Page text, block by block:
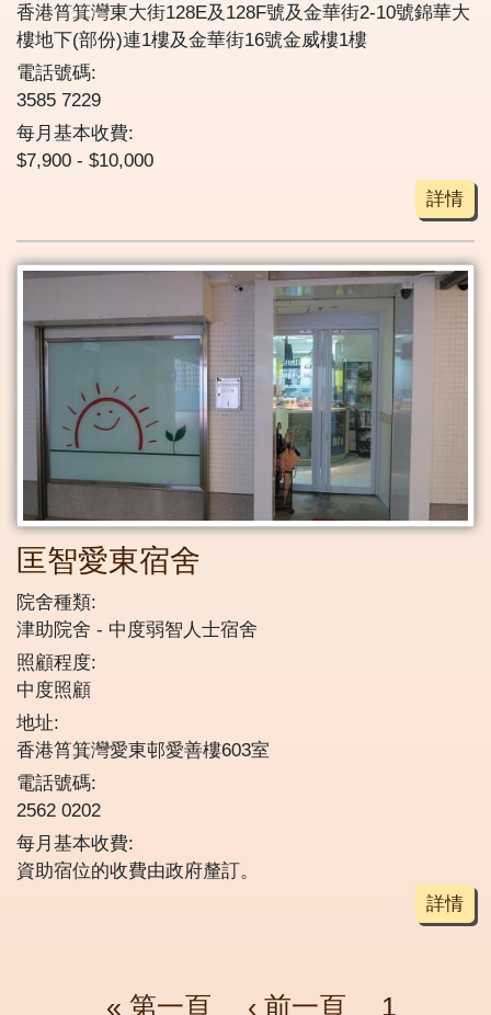
香港筲箕灣東大街128E及128F號及金華街2-10號錦華大
樓地下(部份)連1樓及金華街16號金威樓1樓
電話號碼:
3585 7229
每月基本收費:
$7,900 - $10,000
詳情
匡智愛東宿舍
院舍種類:
津助院舍
中度弱智人士宿舍
照顧程度:
中度照顧
地址:
香港筲箕灣愛東邨愛善樓603室
電話號碼:
2562 0202
每月基本收費:
資助宿位的收費由政府釐訂。
詳情
Pagination
First page
« 第一頁 Previous page
‹ 前一頁 頁面
1